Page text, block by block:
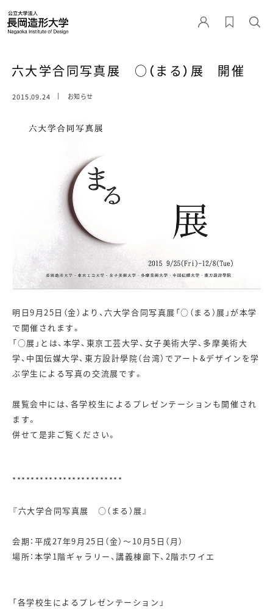
六大学合同写真展 ○（まる）展 開催
2015.09.24 お知らせ
明日9月25日（金）より、六大学合同写真展「○（まる）展」が本学
で開催されます。
「○展」とは、本学、東京工芸大学、女子美術大学、多摩美術大
学、中国伝媒大学、東方設計學院（台湾）でアート&デザインを学
ぶ学生による写真の交流展です。
展覧会中には、各学校生によるプレゼンテーションも開催され
ます。
併せて是非ご覧ください。
************************
『六大学合同写真展 ○（まる）展』
会期：平成27年9月25日（金）～10月5日（月）
場所：本学1階ギャラリー、講義棟廊下、2階ホワイエ
「各学校生によるプレゼンテーション」